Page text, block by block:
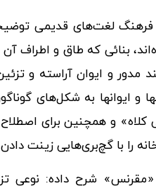
فرهنگ لغت‌های قدیمی
بنائی که طاق و اطراف
مدور و ایوان آراسته و
و ایوانها به شکل‌های
کلاه» و همچنین برای
را با گچ‌بری‌هایی زینت
شرح داده: نوعی